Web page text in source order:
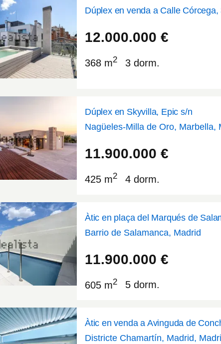
Dúplex en venda a Calle Córcega,
12.000.000 €
368 m2 3 dorm.
Dúplex en Skyvilla, Epic s/n
Nagüeles-Milla de Oro, Marbella,
11.900.000 €
425 m2 4 dorm.
Àtic en plaça del Marqués de
Barrio de Salamanca, Madrid
11.900.000 €
605 m2 5 dorm.
Àtic en venda a Avinguda de
Districte Chamartín, Madrid,